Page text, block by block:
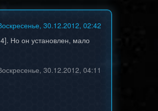
30.12.2012, 02:42
4]. Но он установлен, мало
30.12.2012, 04:11